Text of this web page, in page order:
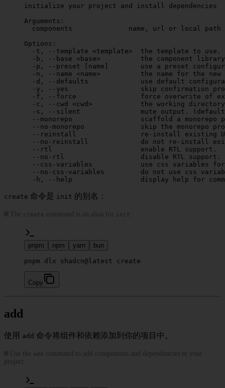
initialize your project and install
dependencies
Arguments:
  components
              name,
url or local path
Options:
  -t,
--template <template>
  the
template to use.
  -b,
--base < bas e>
          the
component library
  -p,
--preset [name]        use a preset
  -n,
--name <name>
          the
name for the new
  -d,
--defaults
             use
default
  -y,
--yes
                  skip
confirmation
  -f,
--force
                force
overwrite of
  -c,
--cwd <cwd >
            the
working
  -s,
--silent
               mute
output.
  --monorepo
                 scaffold
a monorepo
  --no-monorepo
              skip
the monorepo
  --reinstall
                re-install
existing
  --no-reinstall
             do
not re-install
  --rtl
                      enable
RTL
support.
  --no-rtl
                   disable
RTL
support.
  --css-variables
            use
css variables
for
  --no-css-variables
         do
not use css
  -h,
--help
                 display
help for
create 命令是 init 的别名：
🌐 The create command is an alias for init
pnpm npm yarn bun
pnpm dlx shadcn@latest create
Copy
add
使用 add 命令将组件和依赖添加到你的项目中。
🌐 Use the add
command to add components and dependencies to your
project.